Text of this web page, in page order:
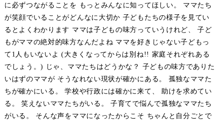
に必ずつながることを もっとみんなに知ってほしい。 ママたち
が笑顔でいることがどんなに大切か 子どもたちの様子を見てい
るとよくわかります ママは子どもの味方っていうけれど、 子ど
もがママの絶対的味方なんだよね ママを好きじゃない子どもっ
て1人もいないよ (大きくなってからは別ね!! 家庭それぞれある
でしょう。) じゃ、ママたちはどうかな？ 子どもの味方でありた
いはずのママが そうなれない現状が確かにある。 孤独なママた
ちが確かにいる。 学校や行政には確かに来て、 助けを求めてい
る。 笑えないママたちがいる。 子育てで悩んで孤独なママたち
がいる。 そんな声をママになったからこそ ちゃんと自分ごとで